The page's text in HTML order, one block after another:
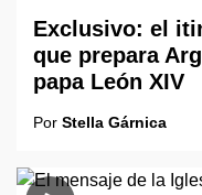
Exclusivo: el
que prepara
papa León XIV
Por Stella Gárnica